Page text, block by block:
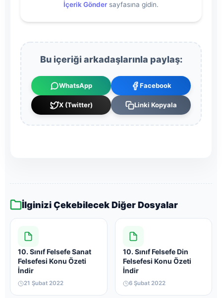
İçerik Gönder sayfasına gidin.
Bu içeriği arkadaşlarınla paylaş:
WhatsApp Facebook
X (Twitter) Linki Kopyala
İlginizi Çekebilecek Diğer Dosyalar
10. Sınıf Felsefe Sanat
Felsefesi Konu Özeti
İndir
21 Şubat 2022
10. Sınıf Felsefe Din
Felsefesi Konu Özeti
İndir
6 Şubat 2022